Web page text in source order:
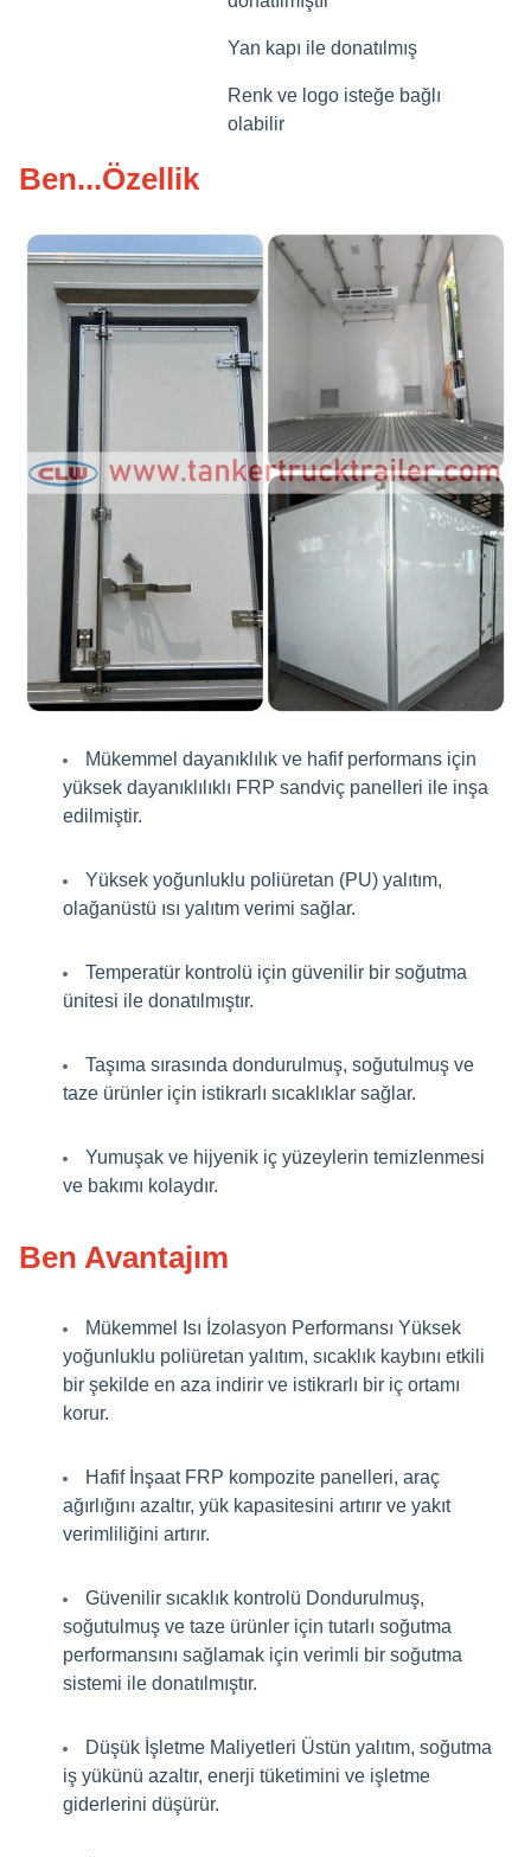
Yan kapı ile donatılmış
Renk ve logo isteğe bağlı
olabilir
Ben...Özellik
Mükemmel dayanıklılık ve hafif performans için
yüksek dayanıklılıklı FRP sandviç panelleri ile inşa
edilmiştir.
Yüksek yoğunluklu poliüretan (PU) yalıtım,
olağanüstü ısı yalıtım verimi sağlar.
Temperatür kontrolü için güvenilir bir soğutma
ünitesi ile donatılmıştır.
Taşıma sırasında dondurulmuş, soğutulmuş ve
taze ürünler için istikrarlı sıcaklıklar sağlar.
Yumuşak ve hijyenik iç yüzeylerin temizlenmesi
ve bakımı kolaydır.
Ben Avantajım
Mükemmel Isı İzolasyon Performansı Yüksek
yoğunluklu poliüretan yalıtım, sıcaklık kaybını etkili
bir şekilde en aza indirir ve istikrarlı bir iç ortamı
korur.
Hafif İnşaat FRP kompozite panelleri, araç
ağırlığını azaltır, yük kapasitesini artırır ve yakıt
verimliliğini artırır.
Güvenilir sıcaklık kontrolü Dondurulmuş,
soğutulmuş ve taze ürünler için tutarlı soğutma
performansını sağlamak için verimli bir soğutma
sistemi ile donatılmıştır.
Düşük İşletme Maliyetleri Üstün yalıtım, soğutma
iş yükünü azaltır, enerji tüketimini ve işletme
giderlerini düşürür.